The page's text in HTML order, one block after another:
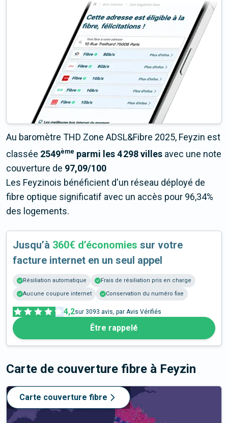
Au baromètre THD Zone ADSL&Fibre 2025, Feyzin est
classée 2549ème parmi les 4 298 villes avec une note
couverture de 97,09/100
Les Feyzinois bénéficient d'un réseau déployé de
fibre optique significatif avec un accès pour 96,34%
des logements.
Jusqu’à 360€ d’économies sur votre
facture internet en un seul appel
Résiliation automatique
Frais de résiliation pris en charge
Aucune coupure internet
Conservation du numéro fixe
4,2sur 3093 avis, par Avis Vérifiés
Être rappelé
Carte de couverture fibre à Feyzin
Carte couverture fibre